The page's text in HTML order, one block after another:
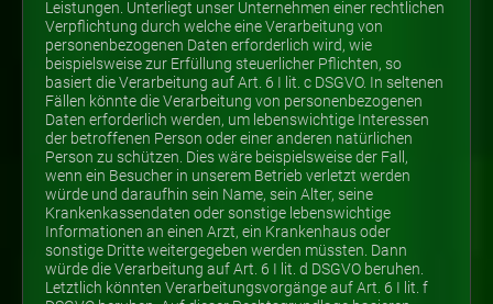
Leistungen. Unterliegt unser Unternehmen einer rechtlichen
Verpflichtung durch welche eine Verarbeitung von
personenbezogenen Daten erforderlich wird, wie
beispielsweise zur Erfüllung steuerlicher Pflichten, so
basiert die Verarbeitung auf Art. 6 I lit. c DSGVO. In seltenen
Fällen könnte die Verarbeitung von personenbezogenen
Daten erforderlich werden, um lebenswichtige Interessen
der betroffenen Person oder einer anderen natürlichen
Person zu schützen. Dies wäre beispielsweise der Fall,
wenn ein Besucher in unserem Betrieb verletzt werden
würde und daraufhin sein Name, sein Alter, seine
Krankenkassendaten oder sonstige lebenswichtige
Informationen an einen Arzt, ein Krankenhaus oder
sonstige Dritte weitergegeben werden müssten. Dann
würde die Verarbeitung auf Art. 6 I lit. d DSGVO beruhen.
Letztlich könnten Verarbeitungsvorgänge auf Art. 6 I lit. f